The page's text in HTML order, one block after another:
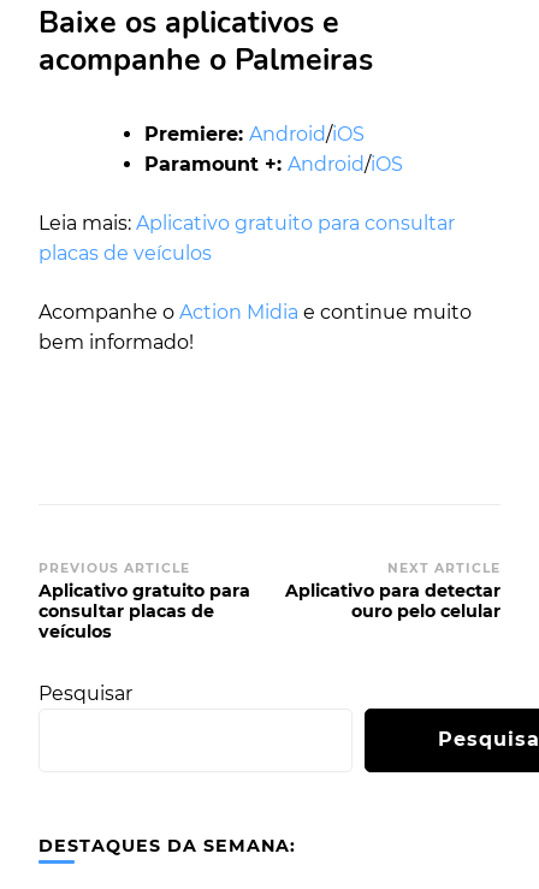
Baixe os aplicativos e
acompanhe o Palmeiras
Premiere: Android/iOS
Paramount +: Android/iOS
Leia mais: Aplicativo gratuito para consultar
placas de veículos
Acompanhe o Action Midia e continue muito
bem informado!
PREVIOUS ARTICLE
Aplicativo gratuito para
consultar placas de
veículos
NEXT ARTICLE
Aplicativo para detectar
ouro pelo celular
Pesquisar
DESTAQUES DA SEMANA: